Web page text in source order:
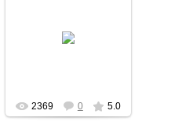
получилась!) Роскосмос
2369
0 5.0